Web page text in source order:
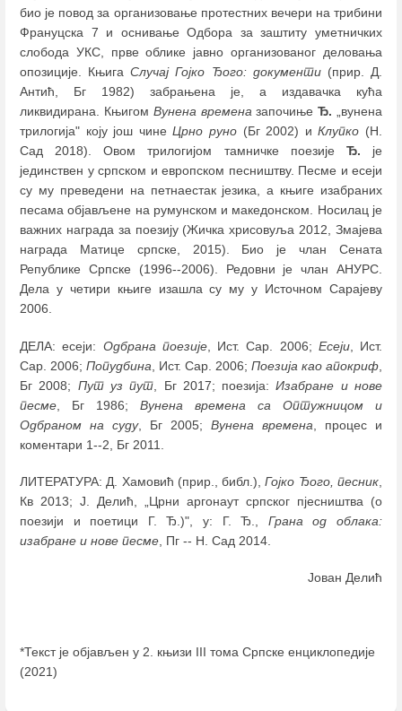
био је повод за организовање протестних вечери на трибини
Франуцска 7 и оснивање Одбора за заштиту уметничких
слобода УКС, прве облике јавно организованог деловања
опозиције. КњигаСлучај Гојко Ђого: документи(прир. Д.
Антић, Бг 1982) забрањена је, а издавачка кућа
ликвидирана. Књигом Вунена временазапочињеЂ. „вунена
трилогија" коју још чинеЦрно руно (Бг 2002) иКлупко (Н.
Сад 2018). Овом трилогијом тамничке поезије Ђ. је
јединствен у српском и европском песништву. Песме и есеји
су му преведени на петнаестак језика, а књиге изабраних
песама објављене на румунском и македонском. Носилац је
важних награда за поезију (Жичка хрисовуља 2012, Змајева
награда Матице српске, 2015). Био је члан Сената
Републике Српске (1996--2006). Редовни је члан АНУРС.
Дела у четири књиге изашла су му у Источном Сарајеву
2006.
ДЕЛА: есеји: Одбрана поезије, Ист. Сар. 2006; Есеји, Ист.
Сар. 2006; Попудбина , Ист. Сар. 2006; Поезија као апокриф
Бг 2008; Пут уз пут , Бг 2017; поезија:Изабране и нове
песме , Бг 1986; Вунена времена са Оптужницом и
Одбраном на суду, Бг 2005; Вунена времена , процес и
коментари 1--2, Бг 2011.
ЛИТЕРАТУРА: Д. Хамовић (прир., библ.),Гојко Ђого, песник
Кв 2013; Ј. Делић, „Црни аргонаут српског пјесништва (о
поезији и поетици Г. Ђ.)", у: Г. Ђ., Грана од облака:
изабране и нове песме , Пг -- Н. Сад 2014.
Јован Делић
*Текст је објављен у 2. књизи III тома Српске енциклопедије
(2021)